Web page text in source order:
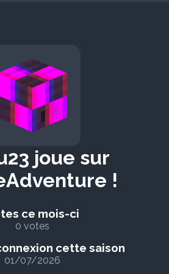
joue sur
!
ce mois-ci
0 votes
cette saison
01/07/2026